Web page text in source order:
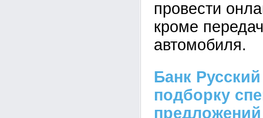
провести
кроме
автомобиля.
Банк
подборку